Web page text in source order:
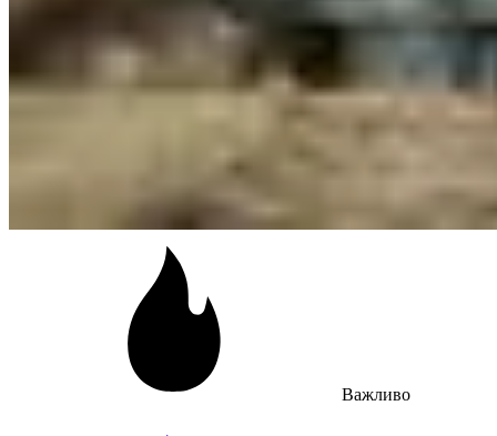
Важливо